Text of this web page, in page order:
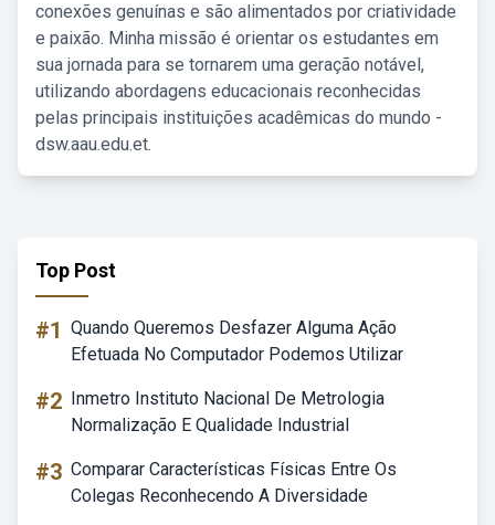
conexões genuínas e são alimentados por criatividade
e paixão. Minha missão é orientar os estudantes em
sua jornada para se tornarem uma geração notável,
utilizando abordagens educacionais reconhecidas
pelas principais instituições acadêmicas do mundo -
dsw.aau.edu.et.
Top Post
#1 Quando Queremos Desfazer Alguma Ação
Efetuada No Computador Podemos Utilizar
#2 Inmetro Instituto Nacional De Metrologia
Normalização E Qualidade Industrial
#3 Comparar Características Físicas Entre Os
Colegas Reconhecendo A Diversidade